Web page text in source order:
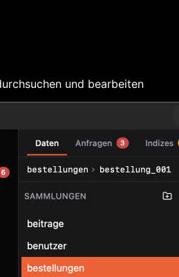
und bearbeiten